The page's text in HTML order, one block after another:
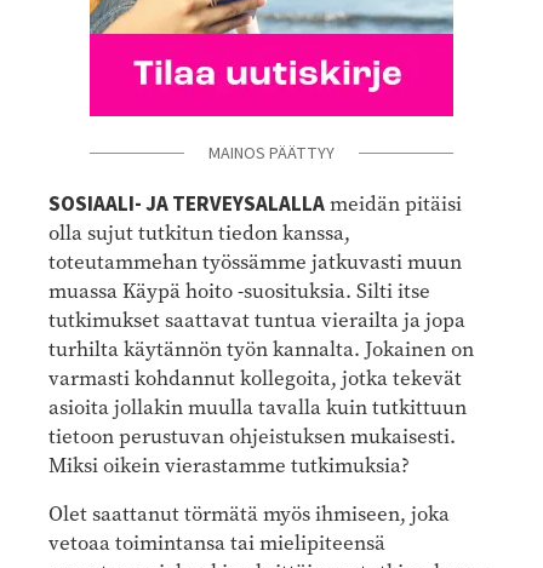
MAINOS PÄÄTTYY
SOSIAALI- JA TERVEYSALALLAmeidän pitäisi
olla sujut tutkitun tiedon kanssa,
toteutammehan työssämme jatkuvasti muun
muassa Käypä hoito -suosituksia. Silti itse
tutkimukset saattavat tuntua vierailta ja jopa
turhilta käytännön työn kannalta. Jokainen on
varmasti kohdannut kollegoita, jotka tekevät
asioita jollakin muulla tavalla kuin tutkittuun
tietoon perustuvan ohjeistuksen mukaisesti.
Miksi oikein vierastamme tutkimuksia?
Olet saattanut törmätä myös ihmiseen, joka
vetoaa toimintansa tai mielipiteensä